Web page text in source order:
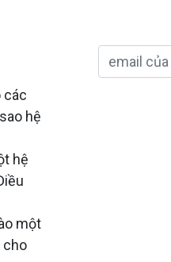
các
hệ
hệ
một
cho